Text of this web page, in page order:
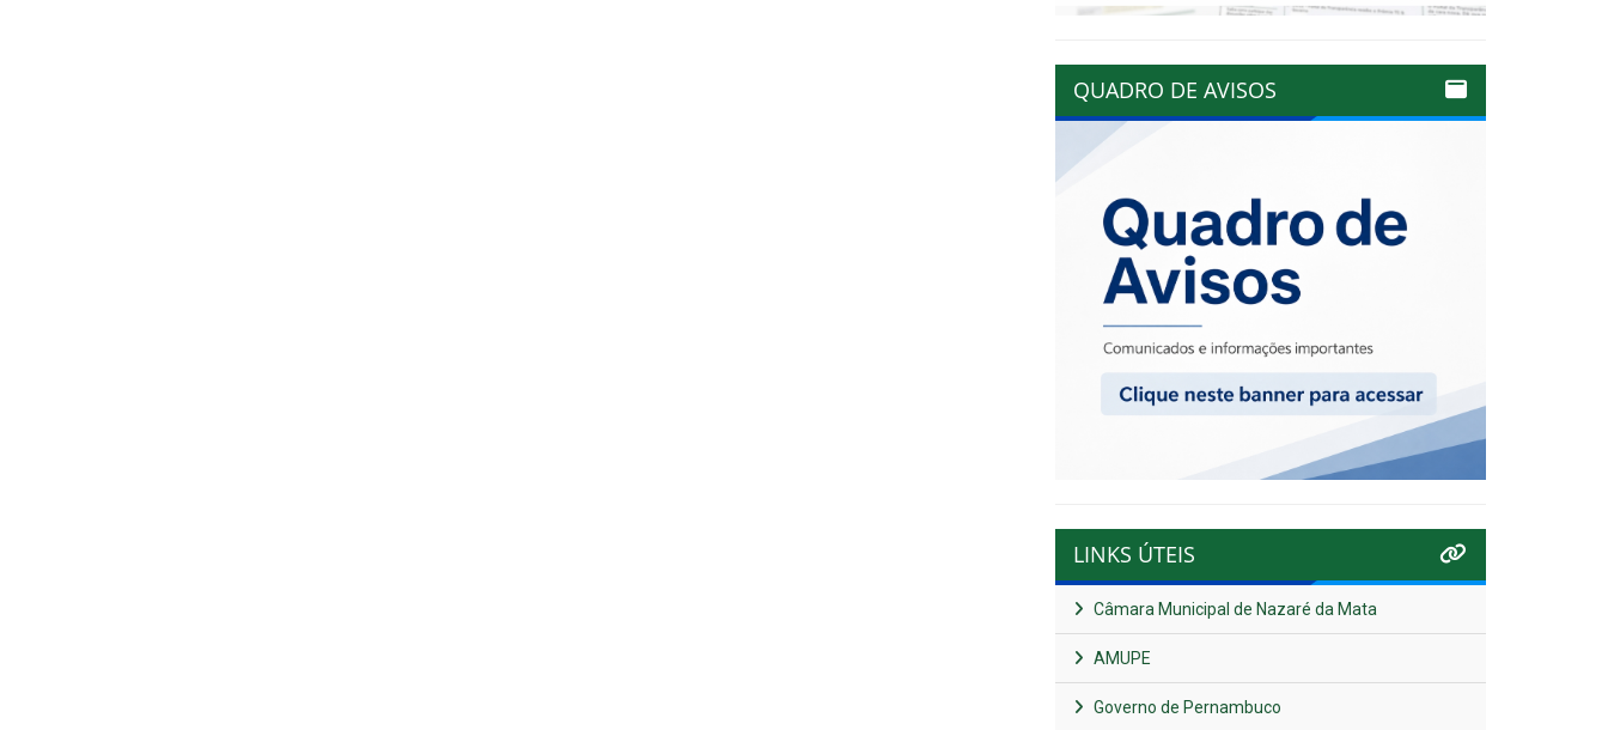
QUADRO DE AVISOS
LINKS ÚTEIS
Câmara Municipal de Nazaré da Mata
AMUPE
Governo de Pernambuco